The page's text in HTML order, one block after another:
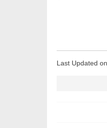
Last Updated